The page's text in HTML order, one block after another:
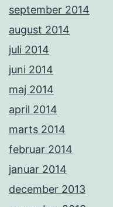
september 2014
august 2014
juli 2014
juni 2014
maj 2014
april 2014
marts 2014
februar 2014
januar 2014
december 2013